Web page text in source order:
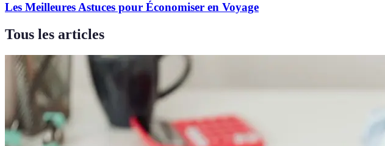
Les Meilleures Astuces pour Économiser en Voyage
Tous les articles